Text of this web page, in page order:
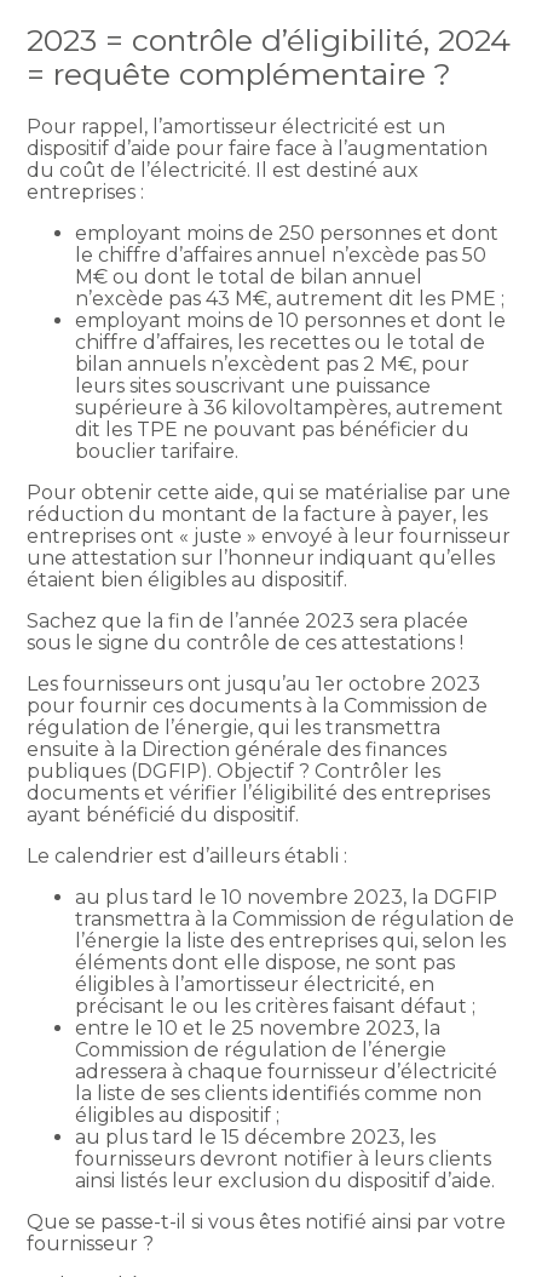
2023 = contrôle d’éligibilité, 2024
= requête complémentaire ?
Pour rappel, l’amortisseur électricité est un
dispositif d’aide pour faire face à l’augmentation
du coût de l’électricité. Il est destiné aux
entreprises :
employant moins de 250 personnes et dont
le chiffre d’affaires annuel n’excède pas 50
M€ ou dont le total de bilan annuel
n’excède pas 43 M€, autrement dit les PME ;
employant moins de 10 personnes et dont le
chiffre d’affaires, les recettes ou le total de
bilan annuels n’excèdent pas 2 M€, pour
leurs sites souscrivant une puissance
supérieure à 36 kilovoltampères, autrement
dit les TPE ne pouvant pas bénéficier du
bouclier tarifaire.
Pour obtenir cette aide, qui se matérialise par une
réduction du montant de la facture à payer, les
entreprises ont « juste » envoyé à leur fournisseur
une attestation sur l’honneur indiquant qu’elles
étaient bien éligibles au dispositif.
Sachez que la fin de l’année 2023 sera placée
sous le signe du contrôle de ces attestations !
Les fournisseurs ont jusqu’au 1er octobre 2023
pour fournir ces documents à la Commission de
régulation de l’énergie, qui les transmettra
ensuite à la Direction générale des finances
publiques (DGFIP). Objectif ? Contrôler les
documents et vérifier l’éligibilité des entreprises
ayant bénéficié du dispositif.
Le calendrier est d’ailleurs établi :
au plus tard le 10 novembre 2023, la DGFIP
transmettra à la Commission de régulation de
l’énergie la liste des entreprises qui, selon les
éléments dont elle dispose, ne sont pas
éligibles à l’amortisseur électricité, en
précisant le ou les critères faisant défaut ;
entre le 10 et le 25 novembre 2023, la
Commission de régulation de l’énergie
adressera à chaque fournisseur d’électricité
la liste de ses clients identifiés comme non
éligibles au dispositif ;
au plus tard le 15 décembre 2023, les
fournisseurs devront notifier à leurs clients
ainsi listés leur exclusion du dispositif d’aide.
Que se passe-t-il si vous êtes notifié ainsi par votre
fournisseur ?